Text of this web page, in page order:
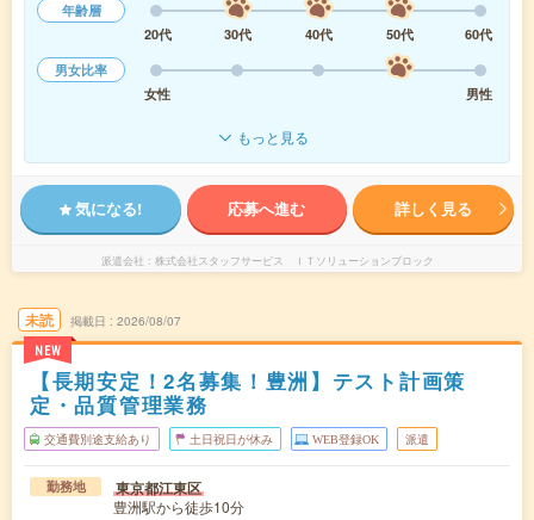
年齢層
20代
30代 40代 50代
60代
男女比率
女性
男性
もっと見る
気になる! 応募へ進む 詳しく見る
派遣会社 株式会社スタッフサービス ＩＴソリューションブロック
未読
NEW
掲載日 2026/08/07
【長期安定！2名募集！豊洲】テスト計画策
定・品質管理業務
交通費別途支給あり 土日祝日が休み WEB登録OK 派遣
勤務地 東京都江東区
豊洲駅から徒歩10分